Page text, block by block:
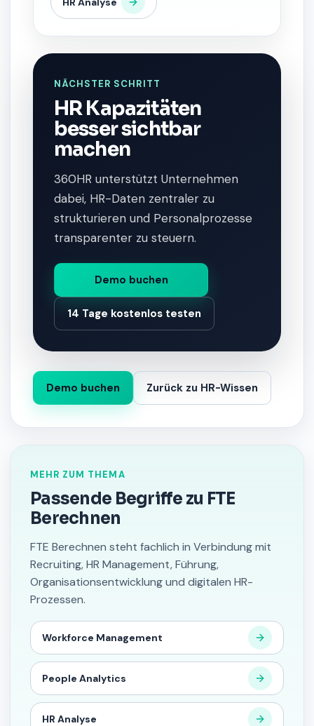
NÄCHSTER SCHRITT
HR Kapazitäten
besser sichtbar
machen
360HR unterstützt Unternehmen
dabei, HR-Daten zentraler zu
strukturieren und Personalprozesse
transparenter zu steuern.
Demo buchen
14 Tage kostenlos testen
Demo buchen Zurück zu HR-Wissen
MEHR ZUM THEMA
Passende Begriffe zu FTE
Berechnen
FTE Berechnen steht fachlich in Verbindung mit
Recruiting, HR Management, Führung,
Organisationsentwicklung und digitalen HR-
Prozessen.
Workforce Management
People Analytics
HR Analyse